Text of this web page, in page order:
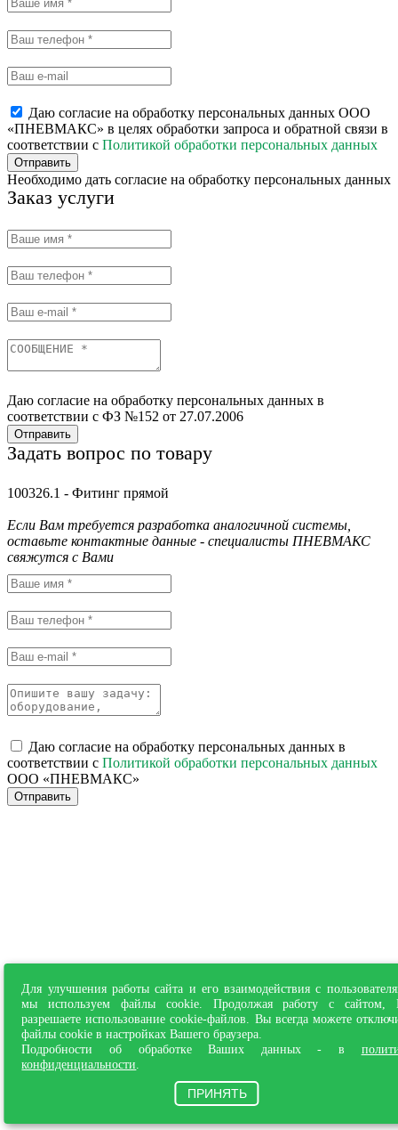
Для улучшения работы сайта и его взаимодействия с
мы используем файлы cookie. Продолжая работу с сайтом,
разрешаете использование cookie-файлов. Вы всегда можете
файлы cookie в настройках Вашего браузера.
Подробности об обработке Ваших данных - в
конфиденциальности
ПРИНЯТЬ
Даю согласие на обработку персональных данных ООО
«ПНЕВМАКС» в целях обработки запроса и обратной связи в
соответствии с Политикой обработки персональных данных
Отправить
Необходимо дать согласие на обработку персональных данных
Заказ услуги
Даю согласие на обработку персональных данных в
соответствии с ФЗ №152 от 27.07.2006
Отправить
Задать вопрос по товару
100326.1 - Фитинг прямой
Если Вам требуется разработка аналогичной системы,
оставьте контактные данные - специалисты ПНЕВМАКС
свяжутся с Вами
Даю согласие на обработку персональных данных в
соответствии с Политикой обработки персональных данных
ООО «ПНЕВМАКС»
Отправить